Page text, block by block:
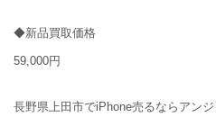
◆新品買取価格
59,000円
長野県上田市でiPhone売るならアン